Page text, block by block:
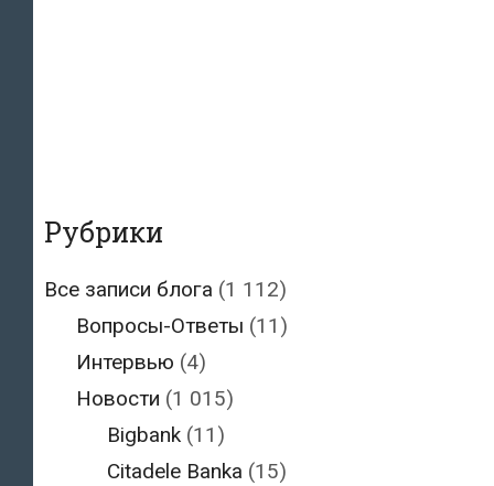
Рубрики
Все записи блога (1 112)
Вопросы-Ответы (11)
Интервью (4)
Новости (1 015)
Bigbank (11)
Citadele Banka (15)